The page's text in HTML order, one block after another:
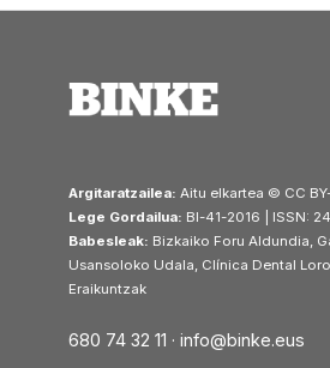
Argitaratzailea: Aitu elkartea © CC
Lege Gordailua: BI-41-2016 | ISSN:
Babesleak: Bizkaiko Foru Aldundia,
Usansoloko Udala, Clínica Dental
Eraikuntzak
680 74 32 11 · info@binke.eus